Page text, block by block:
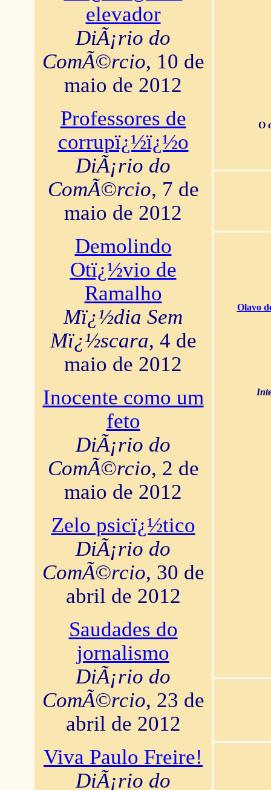
elevador
DiÃ¡rio do
ComÃ©rcio, 10 de
maio de 2012
Professores de
corrupï¿½ï¿½o
DiÃ¡rio do
ComÃ©rcio, 7 de
maio de 2012
Demolindo
Otï¿½vio de
Ramalho
Mï¿½dia Sem
Mï¿½scara, 4 de
maio de 2012
Inocente como um
feto
DiÃ¡rio do
ComÃ©rcio, 2 de
maio de 2012
Zelo psicï¿½tico
DiÃ¡rio do
ComÃ©rcio, 30 de
abril de 2012
Saudades do
jornalismo
DiÃ¡rio do
ComÃ©rcio, 23 de
abril de 2012
Viva Paulo Freire!
DiÃ¡rio do
O
Olavo